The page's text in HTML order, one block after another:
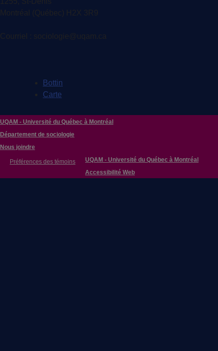
Montréal (Québec) H2X 3R9
Courriel : sociologie@uqam.ca
Bottin
Carte
UQAM - Université du Québec à Montréal
Département de sociologie
Nous joindre
Préférences des témoins
UQAM - Université du Québec à Montréal
Accessibilité Web